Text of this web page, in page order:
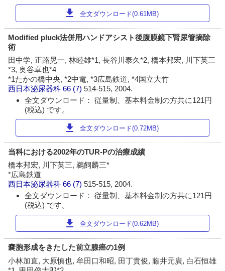
download 全文ダウンロード(0.61MB)
Modified pluck法併用ハンドアシスト後腹膜鏡下腎尿管摘除
術
田中学, 正路晃一, 林睦雄*1, 長谷川泰久*2, 橋本邦宏, 川下英三
*3, 奥谷卓也*4
*1たかの橋中央, *2中電, *3広島鉄道, *4国立大竹
西日本泌尿器科 66 (7)514-515, 2004.
全文ダウンロード： 従量制、基本料金制の方共に121円
(税込) です。
download 全文ダウンロード(0.72MB)
当科における2002年のTUR-Pの治療成績
橋本邦宏, 川下英三, 鵜飼麟三*
*広島鉄道
西日本泌尿器科 66 (7)515-515, 2004.
全文ダウンロード： 従量制、基本料金制の方共に121円
(税込) です。
download 全文ダウンロード(0.62MB)
嚢胞形成をきたした前立腺癌の1例
小林加直, 大原慎也, 牟田口和昭, 田丁貴俊, 藤井元廣, 白石恒雄